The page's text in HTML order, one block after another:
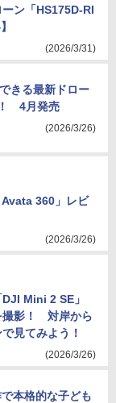
ン「HS175D-RI
(2026/3/31)
きる最新ドロー
4月発売
(2026/3/26)
360」レビ
(2026/3/26)
Mini 2 SE」
撮影！ 対岸から
見てみよう！
(2026/3/26)
本格的な子ども